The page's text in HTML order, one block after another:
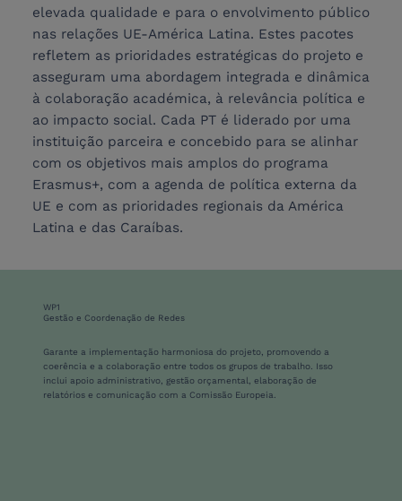
WP1
Gestão e Coordenação de Redes
Garante a implementação harmoniosa do projeto, promovendo a
coerência e a colaboração entre todos os grupos de trabalho. Isso
inclui apoio administrativo, gestão orçamental, elaboração de
relatórios e comunicação com a Comissão Europeia.
elevada qualidade e para o envolvimento público
nas relações UE-América Latina. Estes pacotes
refletem as prioridades estratégicas do projeto e
asseguram uma abordagem integrada e dinâmica
à colaboração académica, à relevância política e
ao impacto social. Cada PT é liderado por uma
instituição parceira e concebido para se alinhar
com os objetivos mais amplos do programa
Erasmus+, com a agenda de política externa da
UE e com as prioridades regionais da América
Latina e das Caraíbas.